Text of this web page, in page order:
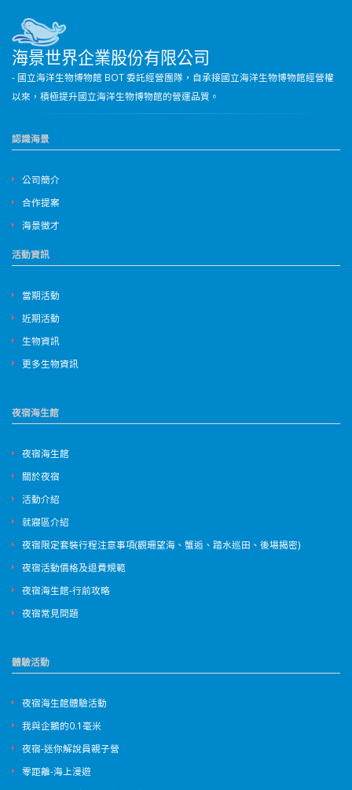
海景世界企業股份有限公司
- 國立海洋生物博物館 BOT 委託經營團隊，自承接國立海洋生物博物館經營權
以來，積極提升國立海洋生物博物館的營運品質。
認識海景
公司簡介
合作提案
海景徵才
活動資訊
當期活動
近期活動
生物資訊
更多生物資訊
夜宿海生館
夜宿海生館
關於夜宿
活動介紹
就寢區介紹
夜宿限定套裝行程注意事項(觀珊望海、蟹逅、踏水巡田、後場揭密)
夜宿活動價格及退費規範
夜宿海生館-行前攻略
夜宿常見問題
體驗活動
夜宿海生館體驗活動
我與企鵝的0.1毫米
夜宿-迷你解說員親子營
零距離-海上漫遊